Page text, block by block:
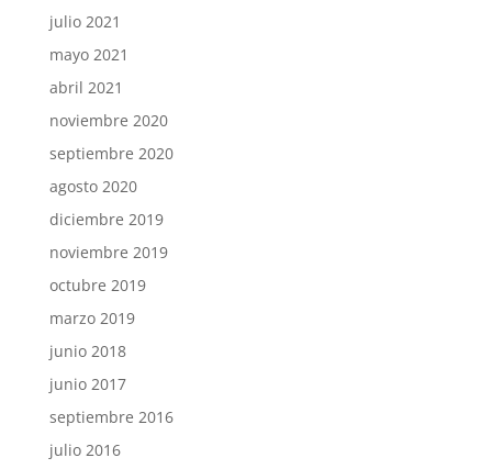
julio 2021
mayo 2021
abril 2021
noviembre 2020
septiembre 2020
agosto 2020
diciembre 2019
noviembre 2019
octubre 2019
marzo 2019
junio 2018
junio 2017
septiembre 2016
julio 2016